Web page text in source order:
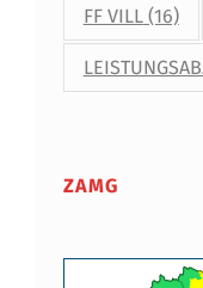
FF VILL(16)
ZAMG